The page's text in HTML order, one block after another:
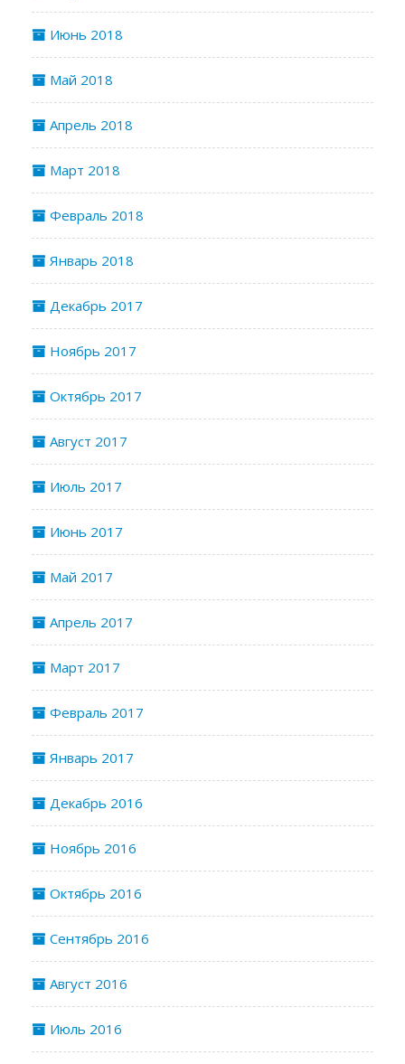
Июнь 2018
Май 2018
Апрель 2018
Март 2018
Февраль 2018
Январь 2018
Декабрь 2017
Ноябрь 2017
Октябрь 2017
Август 2017
Июль 2017
Июнь 2017
Май 2017
Апрель 2017
Март 2017
Февраль 2017
Январь 2017
Декабрь 2016
Ноябрь 2016
Октябрь 2016
Сентябрь 2016
Август 2016
Июль 2016